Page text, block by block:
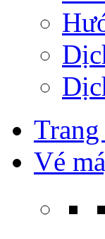
Trang
Vé